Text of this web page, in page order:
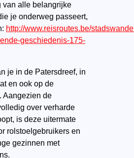
van alle belangrijke
je onderweg passeert,
http://www.reisroutes.be/
geschiedenis-175-
je in de Patersdreef, in
en ook op de
Aangezien de
over verharde
is deze uitermate
rolstoelgebruikers en
gezinnen met